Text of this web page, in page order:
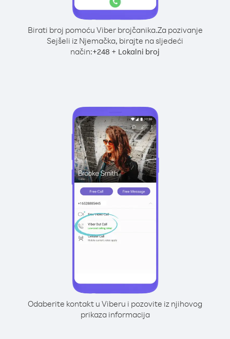
Birati broj pomoću Viber brojčanika.Za pozivanje
Sejšeli iz Njemačka, birajte na sljedeći
način:+248 + Lokalni broj
Odaberite kontakt u Viberu i pozovite iz njihovog
prikaza informacija